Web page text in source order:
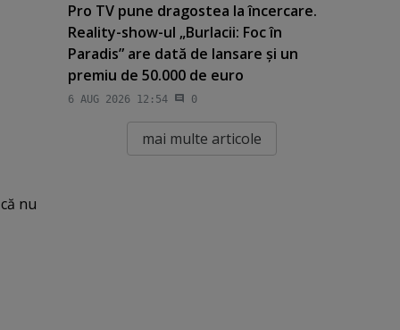
nu
Pro TV pune dragostea la încercare.
Reality-show-ul „Burlacii: Foc în
Paradis” are dată de lansare şi un
premiu de 50.000 de euro
6 AUG 2026 12:54 0
mai multe articole